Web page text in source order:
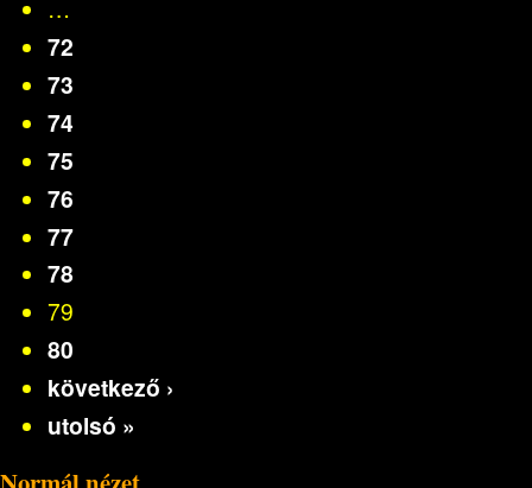
…
72
73
74
75
76
77
78
79
80
következő ›
utolsó »